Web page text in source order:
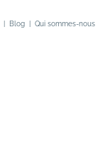
i
| Blog | Qui sommes-nous